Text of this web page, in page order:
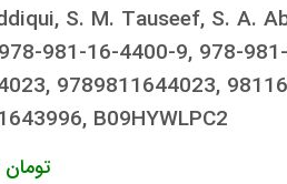
S. M. Tauseef, S. A.
981-16-4400-9, 978-
9789811644023,
B09HYWLPC2
تومان